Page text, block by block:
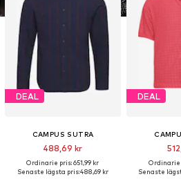
DEAL
CAMPUS SUTRA
488,69 kr
Ordinarie pris: 651,99 kr
Senaste lägsta pris:488,69 kr
DEAL
Ordinarie
Senaste